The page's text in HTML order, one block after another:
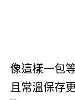
像這樣一包
且常溫保存